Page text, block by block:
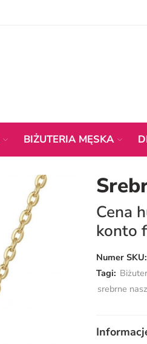
BIŻUTERIA MĘSKA
Cena
konto
Numer SKU:
Tagi:
srebrne